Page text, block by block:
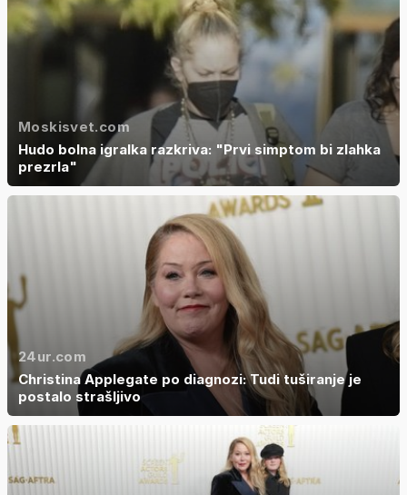
Moskisvet.com
Hudo bolna igralka razkriva: "Prvi simptom bi zlahka
prezrla"
24ur.com
Christina Applegate po diagnozi: Tudi tuširanje je
postalo strašljivo